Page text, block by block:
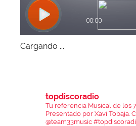
Cargando ...
topdiscoradio
Tu referencia Musical de los
Presentado por Xavi Tobaja.
@team33music